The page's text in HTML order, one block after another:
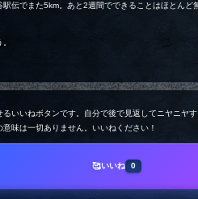
伝でまた5km。あと2週間でできることはほとん
るいいねボタンです。自分で後で見返してニヤニヤ
味は一切ありません。いいねください！
🥰いいね 0